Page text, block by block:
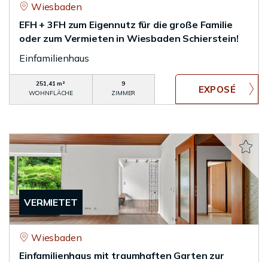
Wiesbaden
EFH + 3FH zum Eigennutz für die große Familie
oder zum Vermieten in Wiesbaden Schierstein!
Einfamilienhaus
251,41 m²
WOHNFLÄCHE
9
ZIMMER
VERMIETET
Wiesbaden
Einfamilienhaus mit traumhaften Garten zur